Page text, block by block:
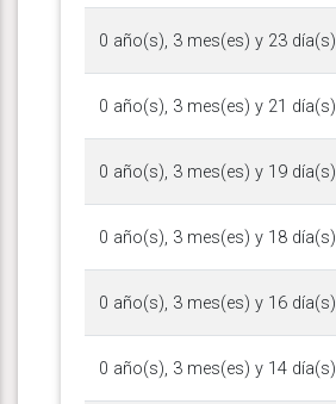
0 año(s), 3 mes(es) y 23 día(s)
0 año(s), 3 mes(es) y 21 día(s)
0 año(s), 3 mes(es) y 19 día(s)
0 año(s), 3 mes(es) y 18 día(s)
0 año(s), 3 mes(es) y 16 día(s)
0 año(s), 3 mes(es) y 14 día(s)